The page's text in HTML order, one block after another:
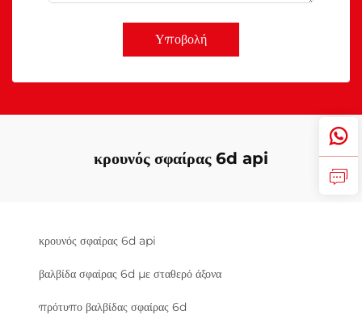
Υποβολή
κρουνός σφαίρας 6d api
κρουνός σφαίρας 6d api
βαλβίδα σφαίρας 6d με σταθερό άξονα
πρότυπο βαλβίδας σφαίρας 6d